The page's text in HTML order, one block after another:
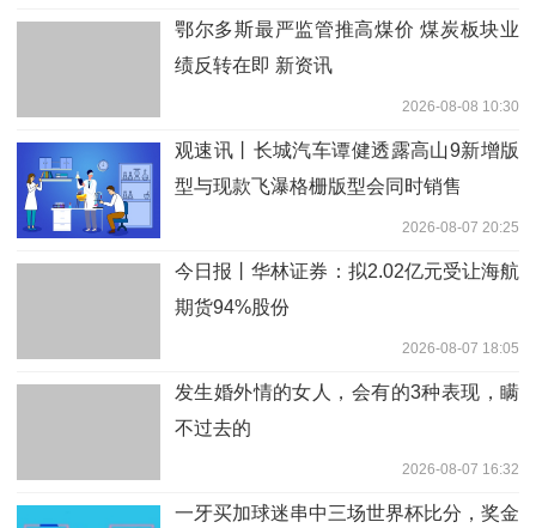
鄂尔多斯最严监管推高煤价 煤炭板块业
绩反转在即 新资讯
2026-08-08 10:30
观速讯丨长城汽车谭健透露高山9新增版
型与现款飞瀑格栅版型会同时销售
2026-08-07 20:25
今日报丨华林证券：拟2.02亿元受让海航
期货94%股份
2026-08-07 18:05
发生婚外情的女人，会有的3种表现，瞒
不过去的
2026-08-07 16:32
一牙买加球迷串中三场世界杯比分，奖金